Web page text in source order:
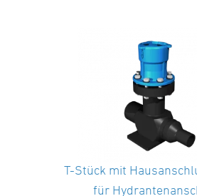
T-Stück mit
für